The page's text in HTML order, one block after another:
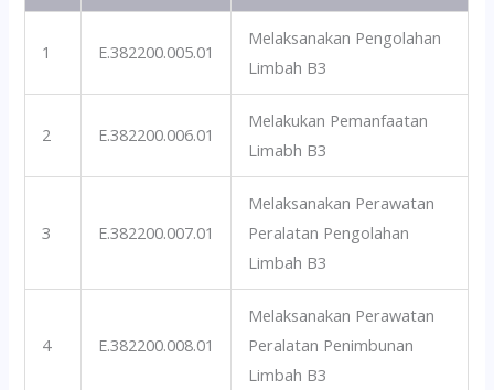
1 E.382200.005.01
Melaksanakan Pengolahan
Limbah B3
2 E.382200.006.01
Melakukan Pemanfaatan
Limabh B3
3 E.382200.007.01
Melaksanakan Perawatan
Peralatan Pengolahan
Limbah B3
4 E.382200.008.01
Melaksanakan Perawatan
Peralatan Penimbunan
Limbah B3